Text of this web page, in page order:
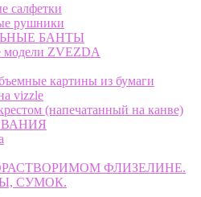
салфетки
рушники
БАНТЫ
модели ZVEZDA
картины из бумаги
vizzle
(напечатанный на канве)
ФЛИЗЕЛИНЕ.
СУМОК.